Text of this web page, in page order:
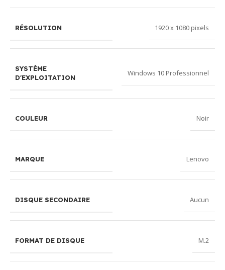
RÉSOLUTION 1920 x 1080 pixels
SYSTÈME
D'EXPLOITATION
Windows 10 Professionnel
COULEUR Noir
MARQUE Lenovo
DISQUE SECONDAIRE Aucun
FORMAT DE DISQUE M.2